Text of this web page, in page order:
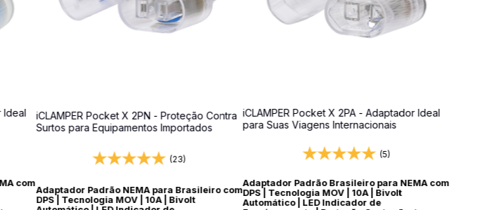
Ideal
com
iCLAMPER Pocket X 2PN - Proteção Contra
Surtos para Equipamentos Importados
(23)
Adaptador Padrão NEMA para Brasileiro com
DPS | Tecnologia MOV | 10A | Bivolt
iCLAMPER Pocket X 2PA - Adaptador Ideal
para Suas Viagens Internacionais
(5)
Adaptador Padrão Brasileiro para NEMA com
DPS | Tecnologia MOV | 10A | Bivolt
Automático | LED Indicador de